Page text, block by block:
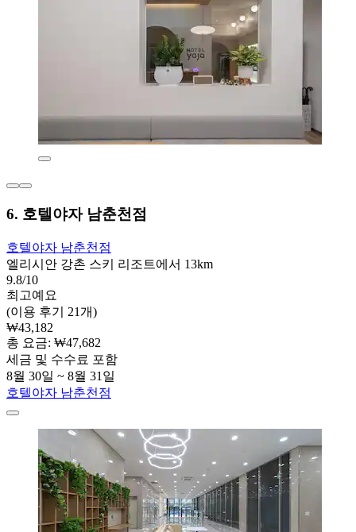
6. 호텔야자 남춘천점
호텔야자 남춘천점
엘리시안 강촌 스키 리조트에서 13km
9.8/10
최고예요
(이용 후기 21개)
₩43,182
총 요금: ₩47,682
세금 및 수수료 포함
8월 30일 ~ 8월 31일
호텔야자 남춘천점